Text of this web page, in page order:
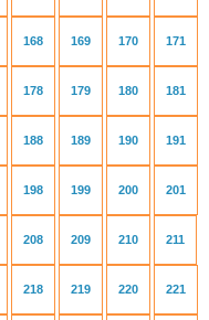
168 169 170 171
178 179 180 181
188 189 190 191
198 199 200 201
208 209 210 211
218 219 220 221